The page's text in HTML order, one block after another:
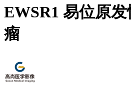
EWSR1 易位原
瘤